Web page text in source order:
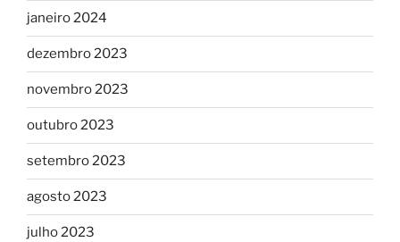
janeiro 2024
dezembro 2023
novembro 2023
outubro 2023
setembro 2023
agosto 2023
julho 2023